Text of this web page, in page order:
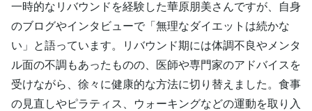
一時的なリバウンドを経験した華原朋美さんですが、自身
のブログやインタビューで「無理なダイエットは続かな
い」と語っています。リバウンド期には体調不良やメンタ
ル面の不調もあったものの、医師や専門家のアドバイスを
受けながら、徐々に健康的な方法に切り替えました。食事
の見直しやピラティス、ウォーキングなどの運動を取り入